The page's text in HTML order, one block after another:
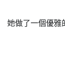
她做了一個優雅